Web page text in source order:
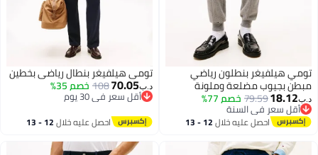
تومي هيلفيغر بنطلون رياضي
مبطن بجيوب مضلعة وملونة
د.ب‏18.12
79.59خصم 77%
أقل سعر في السنة
أقل سعر في السنة
احصل عليه خلال 12 - 13
تومي هيلفيغر بنطال رياضي بخطين
د.ب‏70.05
108 خصم 35%
أقل سعر في 30 يوم
أقل سعر في 30 يوم
احصل عليه خلال 12 - 13